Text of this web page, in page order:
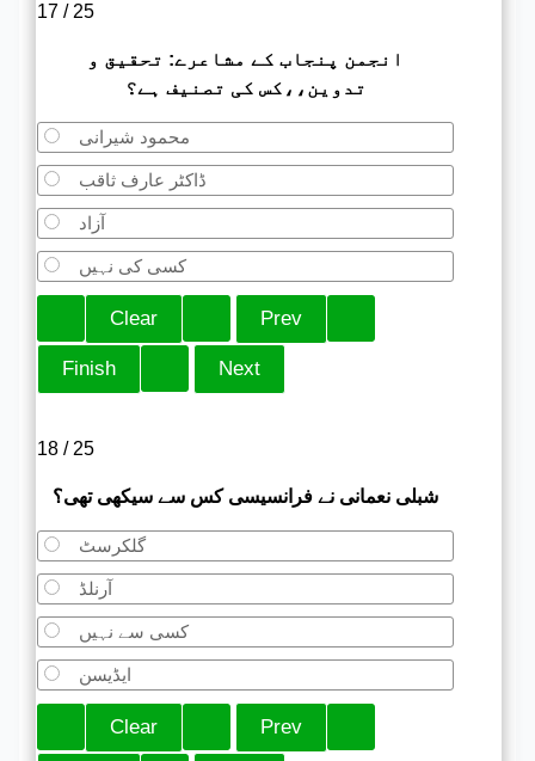
17 / 25
انجمن پنجاب کے مشاعرے: تحقیق و
تدوین،،کس کی تصنیف ہے؟
محمود شیرانی
ڈاکٹر عارف ثاقب
آزاد
کسی کی نہیں
18 / 25
شبلی نعمانی نے فرانسیسی کس سے سیکھی تھی؟
گلکرسٹ
آرنلڈ
کسی سے نہیں
ایڈیسن